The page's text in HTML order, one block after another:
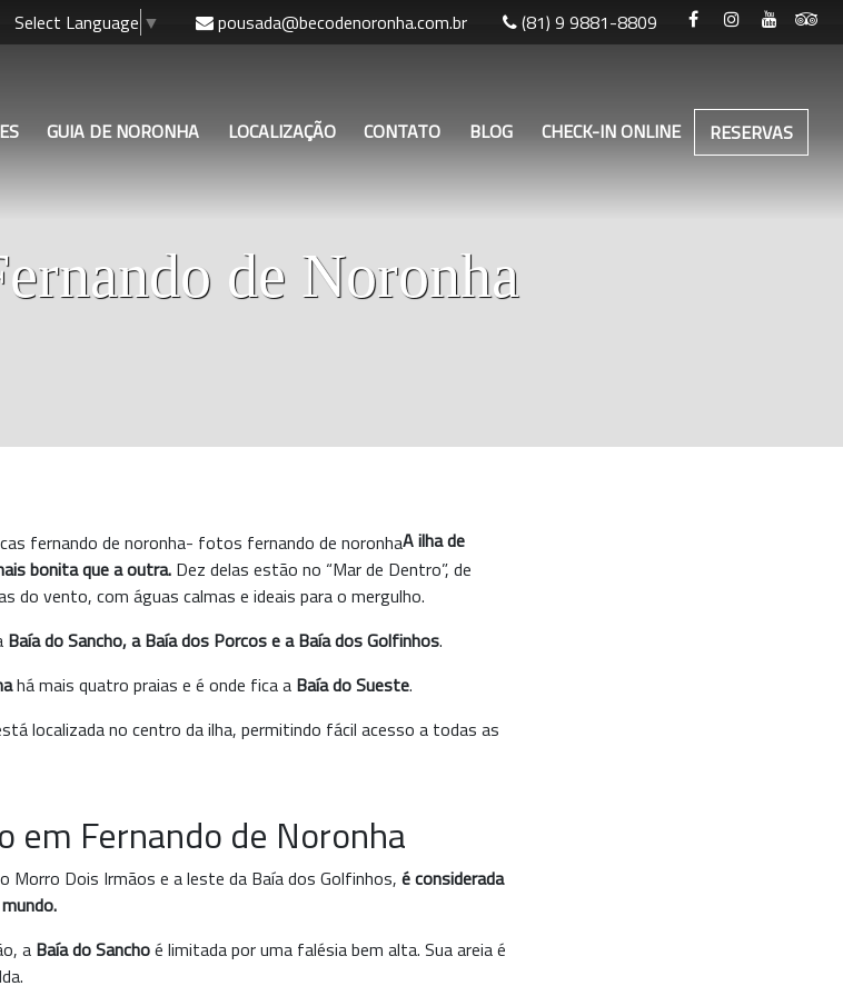
Select Language ▼ pousada@becodenoronha.com.br (81) 9 9881-8809
GUIA DE NORONHA LOCALIZAÇÃO CONTATO BLOG CHECK-IN ONLINE RESERVAS
de Noronha
A ilha de
bonita que a outra. Dez delas estão no “Mar de Dentro”, de
do vento, com águas calmas e ideais para o mergulho.
Baía do Sancho, a Baía dos Porcos e a Baía dos Golfinhos.
há mais quatro praias e é onde fica a Baía do Sueste.
localizada no centro da ilha, permitindo fácil acesso a todas as
em Fernando de Noronha
Morro Dois Irmãos e a leste da Baía dos Golfinhos, é considerada
a Baía do Sanchoé limitada por uma falésia bem alta. Sua areia é